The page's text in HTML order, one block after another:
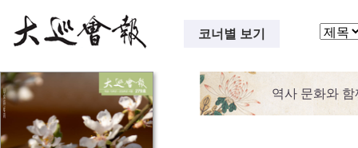
코너별 보기
역사 문화와